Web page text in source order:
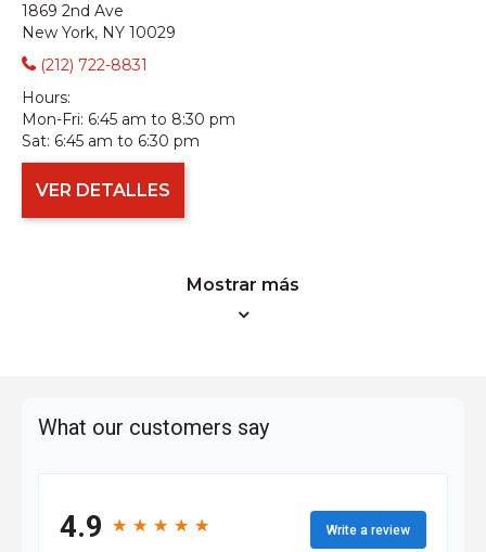
1869 2nd Ave
New York, NY 10029
(212) 722-8831
Hours:
Mon-Fri: 6:45 am to 8:30 pm
Sat: 6:45 am to 6:30 pm
VER DETALLES
Mostrar más